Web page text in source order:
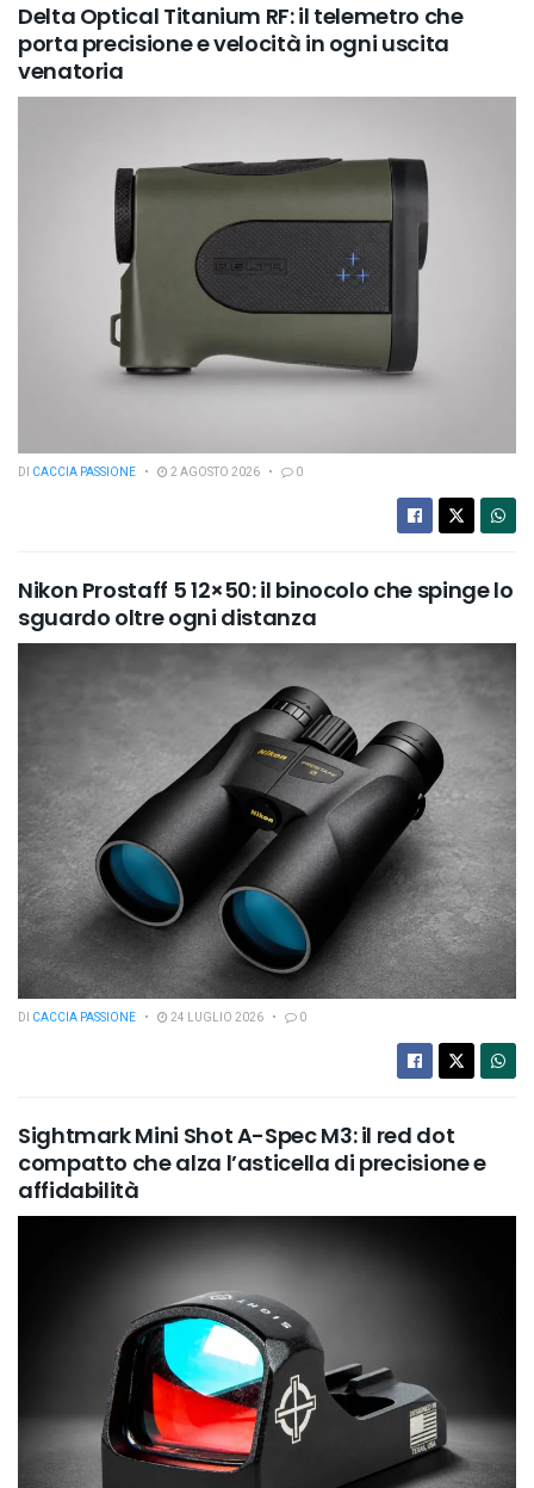
Delta Optical Titanium RF: il telemetro che
porta precisione e velocità in ogni uscita
venatoria
DI CACCIA PASSIONE 2 AGOSTO 2026 0
Nikon Prostaff 5 12×50: il binocolo che spinge lo
sguardo oltre ogni distanza
DI CACCIA PASSIONE 24 LUGLIO 2026 0
Sightmark Mini Shot A-Spec M3: il red dot
compatto che alza l’asticella di precisione e
affidabilità